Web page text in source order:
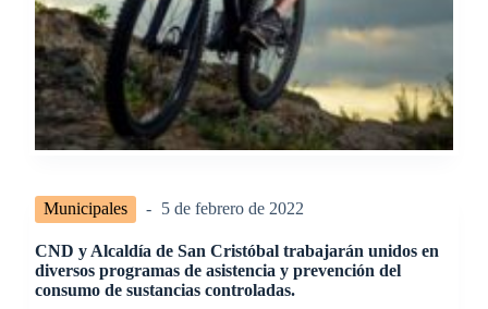
Municipales 5 de febrero de 2022
CND y Alcaldía de San Cristóbal trabajarán unidos en
diversos programas de asistencia y prevención del
consumo de sustancias controladas.